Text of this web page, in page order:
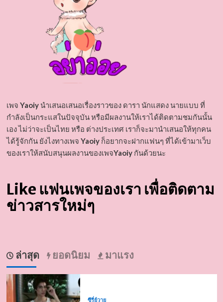
เพจ Yaoiyนำเสนอเสนอเรื่องราวของ ดารา นักแสดง นายแบบ ที่
กำลังเป็นกระแสในปัจจุบัน หรือมีผลงานให้เราได้ติดตามชมกันนั้น
เอง ไม่ว่าจะเป็นไทย หรือ ต่างประเทศ เราก็จะมานำเสนอให้ทุกคน
ได้รู้จักกัน ยังไงทางเพจ Yaoiyก็อยากจะฝากแฟนๆ ที่ได้เข้ามาเว็บ
ของเราให้สนับสนุนผลงานของเพจYaoiyกันด้วยนะ
Like แฟนเพจของเรา เพื่อติดตาม
ข่าวสารใหม่ๆ
ล่าสุด ยอดนิยม มาแรง
ซีรี่ย์วาย